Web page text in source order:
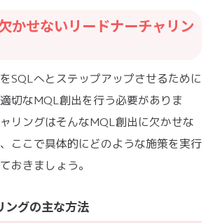
かせないリードナーチャリン
SQLへとステップアップさせるために
切なMQL創出を行う必要がありま
リングはそんなMQL創出に欠かせな
ここで具体的にどのような施策を実行
おきましょう。
ングの主な方法